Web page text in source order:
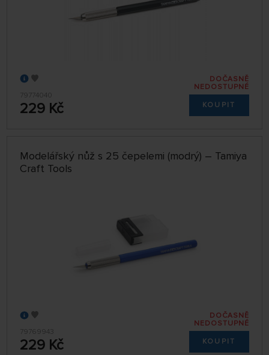
79774040
229 Kč
DOČASNĚ
NEDOSTUPNÉ
KOUPIT
Modelářský nůž s 25 čepelemi (modrý) – Tamiya
Craft Tools
79769943
229 Kč
DOČASNĚ
NEDOSTUPNÉ
KOUPIT